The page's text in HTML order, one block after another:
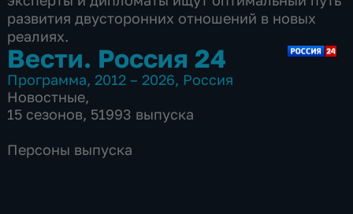
развития двусторонних отношений в новых
реалиях.
Вести. Россия 24
Программа, 2012 – 2026, Россия
Новостные,
15 сезонов, 51993 выпуска
Персоны выпуска